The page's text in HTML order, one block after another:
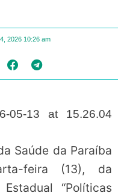
2026 10:26 am
Saúde da Paraíba
feira (13), da
“Políticas